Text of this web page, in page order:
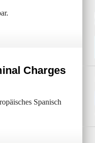
Charges
Spanisch